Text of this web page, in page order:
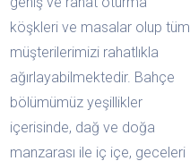
köşkleri ve masalar olup tüm
müşterilerimizi rahatlıkla
ağırlayabilmektedir. Bahçe
bölümümüz yeşillikler
içerisinde, dağ ve doğa
manzarası ile iç içe, geceleri